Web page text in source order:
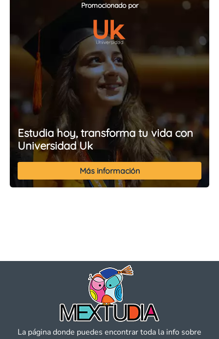
Promocionado por
Estudia hoy, transforma tu vida con
Universidad Uk
Más información
La página donde puedes encontrar toda la info sobre